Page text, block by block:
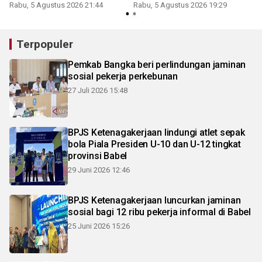
Rabu, 5 Agustus 2026 21:44
nonprosedural
Rabu, 5 Agustus 2026 19:29
Terpopuler
Pemkab Bangka beri perlindungan jaminan
sosial pekerja perkebunan
27 Juli 2026 15:48
BPJS Ketenagakerjaan lindungi atlet sepak
bola Piala Presiden U-10 dan U-12 tingkat
provinsi Babel
29 Juni 2026 12:46
BPJS Ketenagakerjaan luncurkan jaminan
sosial bagi 12 ribu pekerja informal di Babel
25 Juni 2026 15:26